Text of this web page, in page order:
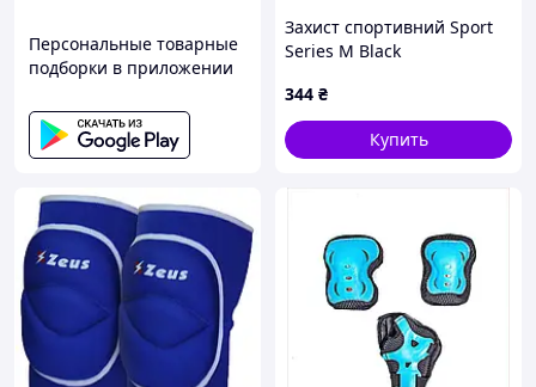
Персональные товарные
подборки в приложении
Захист спортивний Sport
Series M Black
344 ₴
Купить